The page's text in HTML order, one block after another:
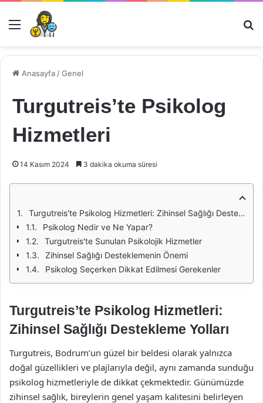
Menü
Anasayfa /Genel
Turgutreis’te Psikolog
Hizmetleri
14 Kasım 2024 3 dakika okuma süresi
Turgutreis'te Psikolog Hizmetleri: Zihinsel Sağlığı Destekleme Yolları
Psikolog Nedir ve Ne Yapar?
Turgutreis'te Sunulan Psikolojik Hizmetler
Zihinsel Sağlığı Desteklemenin Önemi
Psikolog Seçerken Dikkat Edilmesi Gerekenler
Turgutreis’te Psikolog Hizmetleri:
Zihinsel Sağlığı Destekleme Yolları
Turgutreis, Bodrum’un güzel bir beldesi olarak yalnızca
doğal güzellikleri ve plajlarıyla değil, aynı zamanda sunduğu
psikolog hizmetleriyle de dikkat çekmektedir. Günümüzde
zihinsel sağlık, bireylerin genel yaşam kalitesini belirleyen